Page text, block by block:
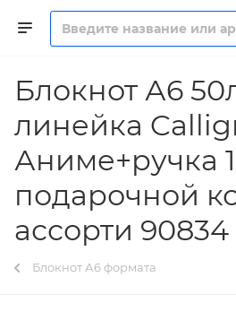
Блокнот А6
линейка
Аниме+ручка
подарочной
ассорти 90834
Блокнот А6 формата